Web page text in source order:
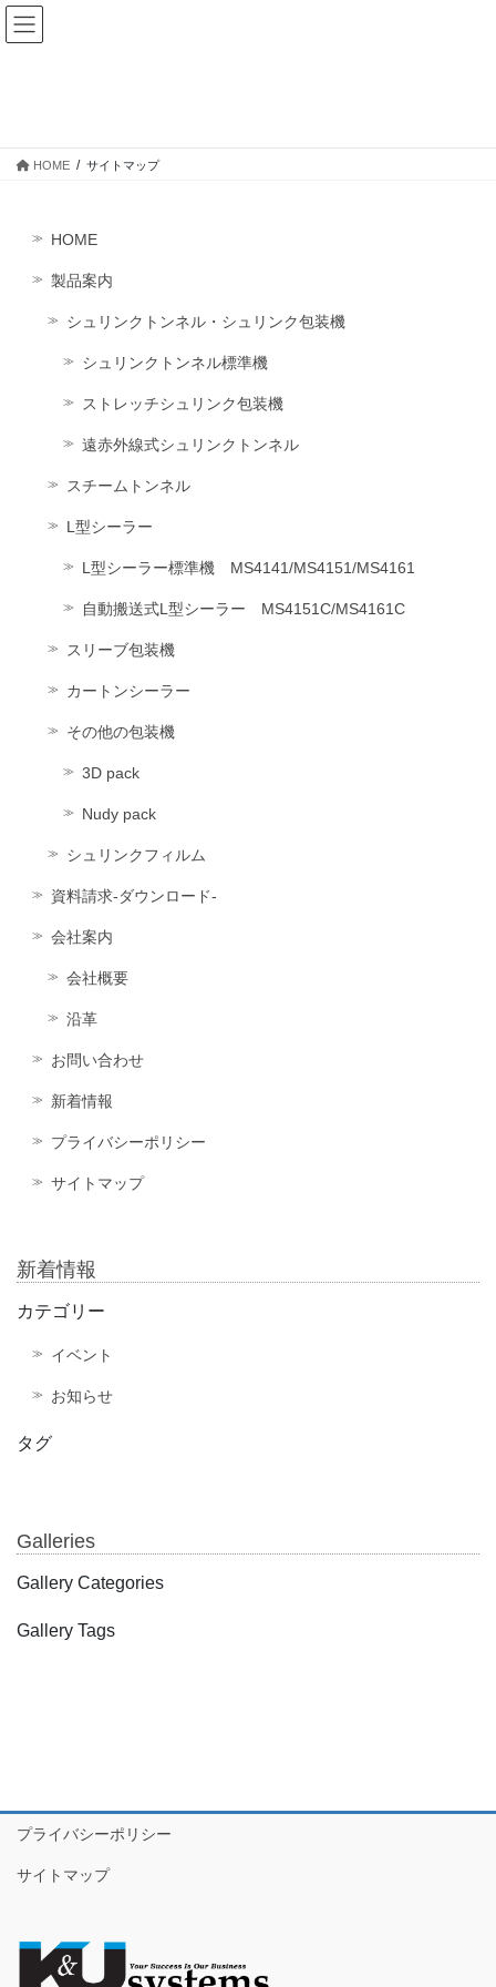
コ
ン
ス
ナ
ビ
ン
HOME サイトマップ
HOME
製品案内
シュリンクトンネル・シュリンク包装機
シュリンクトンネル標準機
ストレッチシュリンク包装機
遠赤外線式シュリンクトンネル
スチームトンネル
L型シーラー
L型シーラー標準機 MS4141/MS4151/MS4161
自動搬送式L型シーラー MS4151C/MS4161C
スリーブ包装機
カートンシーラー
その他の包装機
3D pack
Nudy pack
シュリンクフィルム
資料請求-ダウンロード-
会社案内
会社概要
沿革
お問い合わせ
新着情報
プライバシーポリシー
サイトマップ
新着情報
カテゴリー
イベント
お知らせ
タグ
Galleries
Gallery Categories
Gallery Tags
プライバシーポリシー
サイトマップ